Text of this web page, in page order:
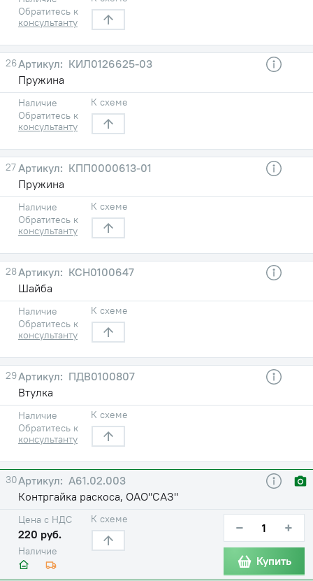
Обратитесь к
консультанту
26
КИЛ0126625-03
Пружина
Наличие
Обратитесь к
консультанту
К схеме
27
КПП0000613-01
Пружина
Наличие
Обратитесь к
консультанту
К схеме
28
КСН0100647
Шайба
Наличие
Обратитесь к
консультанту
К схеме
29
ПДВ0100807
Втулка
Наличие
Обратитесь к
консультанту
К схеме
30
А61.02.003
Контргайка раскоса, ОАО"САЗ"
Наличие
Цена с НДС
220 руб.
К схеме − +
Купить